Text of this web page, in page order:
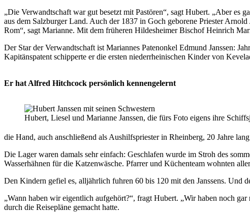
„Die Verwandtschaft war gut besetzt mit Pastören“, sagt Hubert. „Aber es
aus dem Salzburger Land. Auch der 1837 in Goch geborene Priester
Rom“, sagt Marianne. Mit dem früheren Hildesheimer Bischof Heinrich
Der Star der Verwandtschaft ist Mariannes Patenonkel Edmund Janssen:
Kapitänspatent schipperte er die ersten niederrheinischen Kinder von
Er hat Alfred Hitchcock persönlich kennengelernt
Hubert, Liesel und Marianne Janssen, die fürs Foto eigens ihre
die Hand, auch anschließend als Aushilfspriester in Rheinberg, 20 Jahre
Die Lager waren damals sehr einfach: Geschlafen wurde im Stroh des
Wasserhähnen für die Katzenwäsche. Pfarrer und Küchenteam wohnten
Den Kindern gefiel es, alljährlich fuhren 60 bis 120 mit den Janssens. Und
„Wann haben wir eigentlich aufgehört?“, fragt Hubert. „Wir haben noch
durch die Reisepläne gemacht hatte.